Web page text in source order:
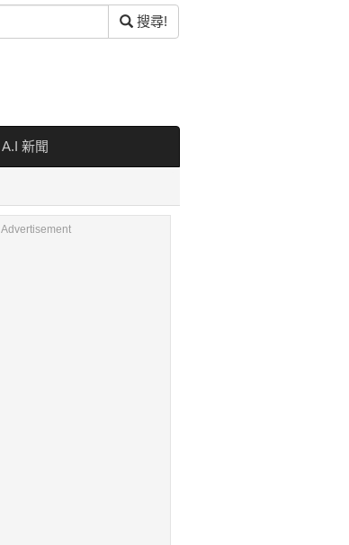
搜尋!
A.I 新聞
Advertisement